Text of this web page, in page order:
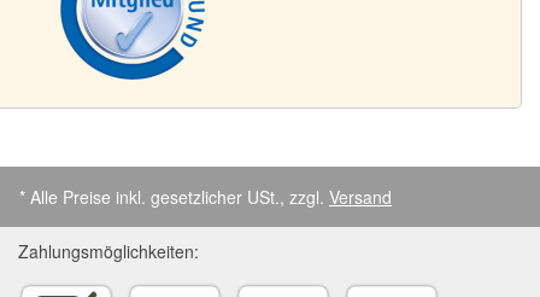
* Alle Preise inkl. gesetzlicher USt., zzgl. Versand
Zahlungsmöglichkeiten: